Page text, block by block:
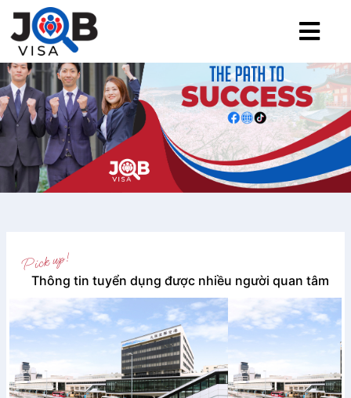
Thông tin tuyển dụng được nhiều người quan tâm